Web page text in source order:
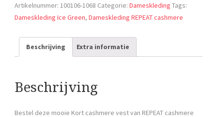
Artikelnummer: 100106-1068 Categorie: Dameskleding Tags:
Dameskleding Ice Green, Dameskleding REPEAT cashmere
Beschrijving Extra informatie
Beschrijving
Bestel deze mooie Kort cashmere vest van REPEAT cashmere